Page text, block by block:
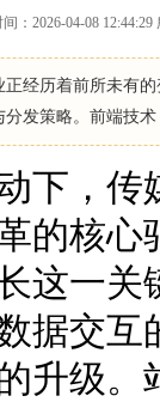
：2026-04-08
历着前所未有的
发策略。前端技
，传
的核
这一
据交
升级